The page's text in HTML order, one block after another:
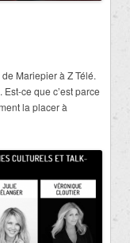
Mariepier à Z Télé.
ce que c’est parce
la placer à